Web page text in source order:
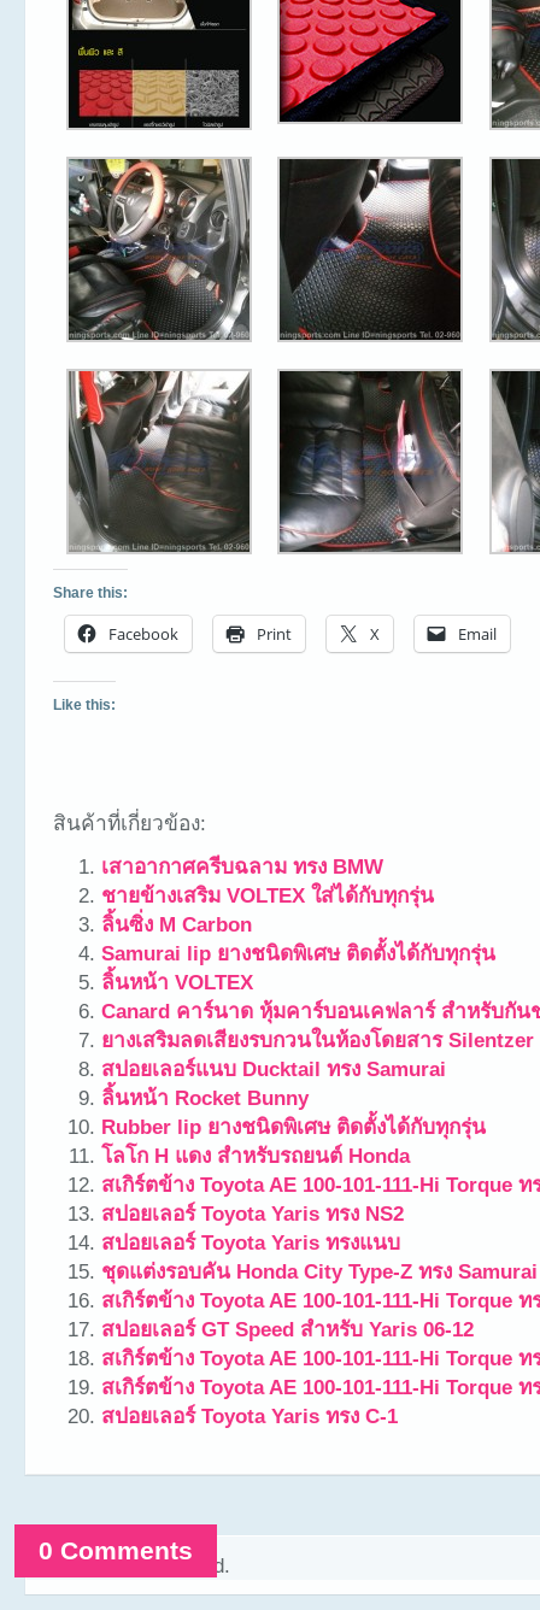
Share this:
Facebook Print X Email
Like this:
สินค้าที่เกี่ยวข้อง:
เสาอากาศครีบฉลาม ทรง BMW
ชายข้างเสริม VOLTEX ใส่ได้กับทุกรุ่น
ลิ้นซิ่ง M Carbon
Samurai lip ยางชนิดพิเศษ ติดตั้งได้กับทุกรุ่น
ลิ้นหน้า VOLTEX
Canard คาร์นาด หุ้มคาร์บอนเคฟลาร์ สำหรับกั
ยางเสริมลดเสียงรบกวนในห้องโดยสาร Silentzer
สปอยเลอร์แนบ Ducktail ทรง Samurai
ลิ้นหน้า Rocket Bunny
Rubber lip ยางชนิดพิเศษ ติดตั้งได้กับทุกรุ่น
โลโก H แดง สำหรับรถยนต์ Honda
สเกิร์ตข้าง Toyota AE 100-101-111-Hi Torque ท
สปอยเลอร์ Toyota Yaris ทรง NS2
สปอยเลอร์ Toyota Yaris ทรงแนบ
ชุดแต่งรอบคัน Honda City Type-Z ทรง Samurai
สเกิร์ตข้าง Toyota AE 100-101-111-Hi Torque ท
สปอยเลอร์ GT Speed สำหรับ Yaris 06-12
สเกิร์ตข้าง Toyota AE 100-101-111-Hi Torque
สเกิร์ตข้าง Toyota AE 100-101-111-Hi Torque ท
สปอยเลอร์ Toyota Yaris ทรง C-1
0 Comments
Comments are closed.